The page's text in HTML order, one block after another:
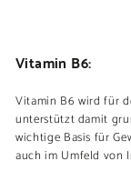
Vitamin B6:
Vitamin B6 wird für
unterstützt damit
wichtige Basis für
auch im Umfeld von